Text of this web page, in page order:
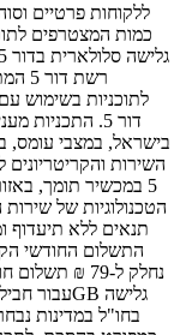
כמות המצטרפים
בישראל, במצבי עומס,
השירות
5 במכשיר תומך,
הטכנולוגיות של
תנאים ללא